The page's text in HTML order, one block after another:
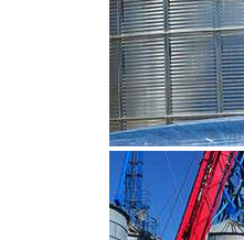
CLIQUEZ